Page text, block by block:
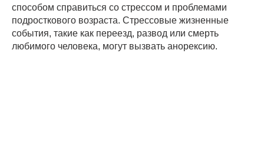
способом справиться со стрессом и проблемами
подросткового возраста. Стрессовые жизненные
события, такие как переезд, развод или смерть
любимого человека, могут вызвать анорексию.